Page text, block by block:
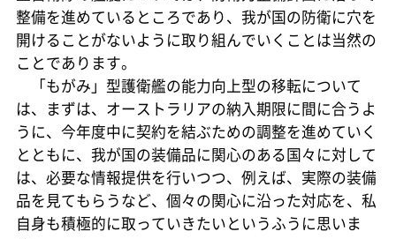
整備を進めているところであり、我が国の防衛に穴を
開けることがないように取り組んでいくことは当然の
ことであります。
「もがみ」型護衛艦の能力向上型の移転について
は、まずは、オーストラリアの納入期限に間に合うよ
うに、今年度中に契約を結ぶための調整を進めていく
とともに、我が国の装備品に関心のある国々に対して
は、必要な情報提供を行いつつ、例えば、実際の装備
品を見てもらうなど、個々の関心に沿った対応を、私
自身も積極的に取っていきたいというふうに思いま